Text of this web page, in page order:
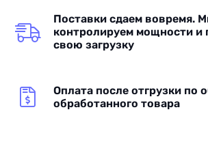
Поставки сдаем вовремя.
контролируем мощности и
свою загрузку
Оплата после отгрузки по
обработанного товара